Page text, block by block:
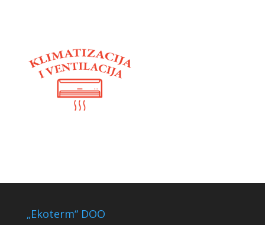
„Ekoterm“ DOO